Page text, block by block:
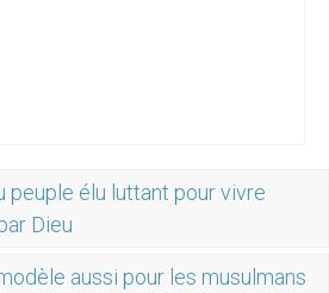
peuple élu luttant pour vivre
Dieu
aussi pour les musulmans